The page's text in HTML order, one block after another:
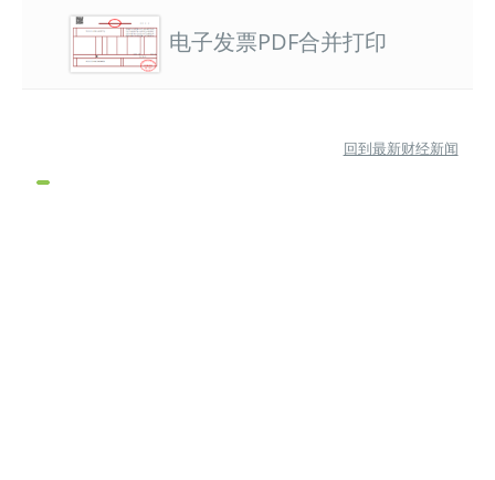
电子发票PDF合并打印
回到最新财经新闻